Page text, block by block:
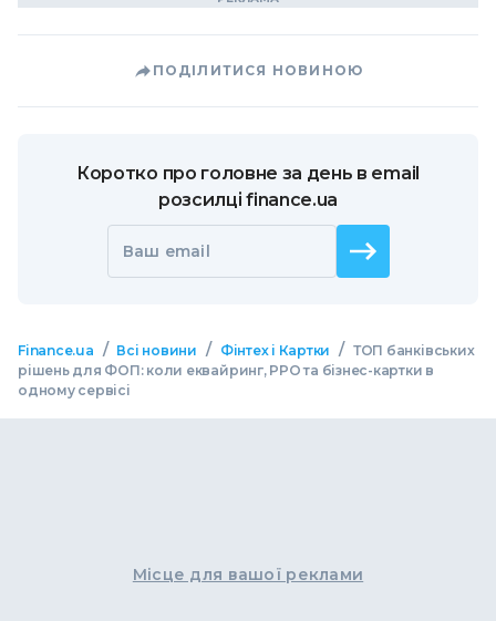
ПОДІЛИТИСЯ НОВИНОЮ
Коротко про головне за день в email
розсилці finance.ua
Ваш email
Finance.ua / Всі новини / Фінтех і Картки / ТОП банківських
рішень для ФОП: коли еквайринг, РРО та бізнес-картки в
одному сервісі
Місце для вашої реклами